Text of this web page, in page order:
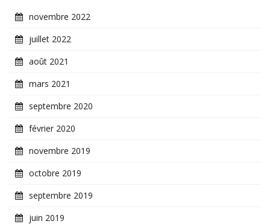
novembre 2022
juillet 2022
août 2021
mars 2021
septembre 2020
février 2020
novembre 2019
octobre 2019
septembre 2019
juin 2019